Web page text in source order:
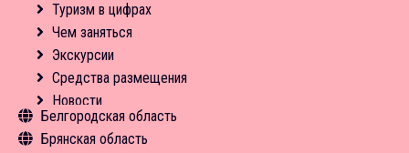
Новости
Средства размещения
Новости
Чем заняться
Экскурсии
Средства размещения
Новости
Туризм в цифрах
Чем заняться
Экскурсии
Средства размещения
Новости
Белгородская область
Общая информация
Брянская область